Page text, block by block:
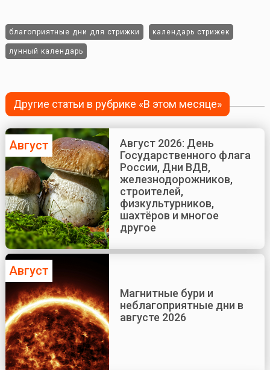
благоприятные дни для стрижки календарь стрижек
лунный календарь
Другие статьи в рубрике «В этом месяце»
Август
Август 2026: День
Государственного флага
России, Дни ВДВ,
железнодорожников,
строителей,
физкультурников,
шахтёров и многое
другое
Август
Магнитные бури и
неблагоприятные дни в
августе 2026